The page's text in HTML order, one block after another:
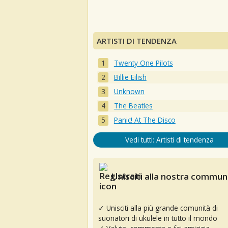
ARTISTI DI TENDENZA
Twenty One Pilots
Billie Eilish
Unknown
The Beatles
Panic! At The Disco
Vedi tutti: Artisti di tendenza
Unisciti alla nostra
✓ Unisciti alla più grande comunità di
suonatori di ukulele in tutto il mondo